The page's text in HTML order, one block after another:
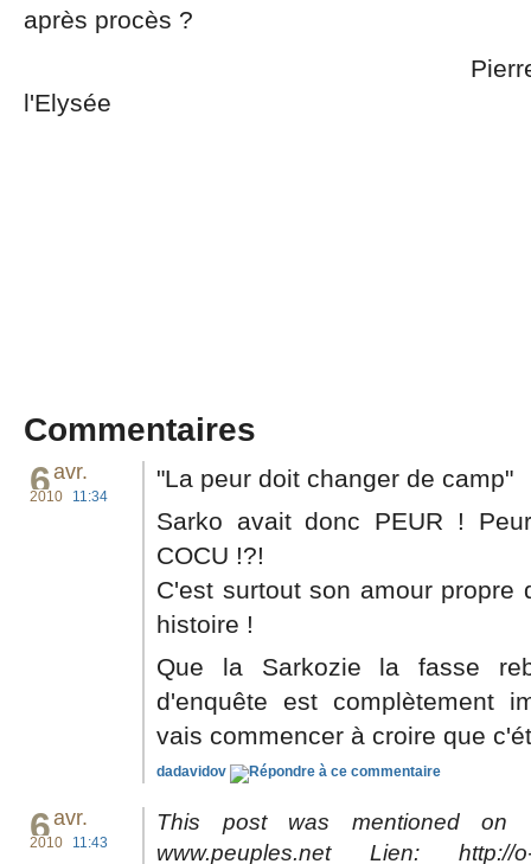
après procès ?
Pierre Charon,
l'Elysée
Commentaires
6avr.
2010 11:34
"La peur doit changer de camp"
Sarko avait donc PEUR !
COCU !?!
C'est surtout son amour
histoire !
Que la Sarkozie la fasse
d'enquête est complètement
vais commencer à croire que
dadavidov
6avr.
2010 11:43
This post was mentioned on
www.peuples.net Lien: http://